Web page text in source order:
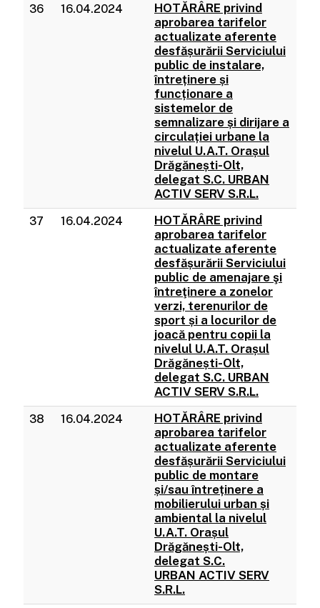
36 16.04.2024
HOTĂRÂRE privind
aprobarea tarifelor
actualizate aferente
desfășurării Serviciului
public de instalare,
întreținere și
funcționare a
sistemelor de
semnalizare și dirijare a
circulației urbane la
nivelul U.A.T. Orașul
Drăgănești-Olt,
delegat S.C. URBAN
ACTIV SERV S.R.L.
37 16.04.2024
HOTĂRÂRE privind
aprobarea tarifelor
actualizate aferente
desfășurării Serviciului
public de amenajare şi
întreţinere a zonelor
verzi, terenurilor de
sport și a locurilor de
joacă pentru copii la
nivelul U.A.T. Orașul
Drăgănești-Olt,
delegat S.C. URBAN
ACTIV SERV S.R.L.
38 16.04.2024
HOTĂRÂRE privind
aprobarea tarifelor
actualizate aferente
desfășurării Serviciului
public de montare
și/sau întreținere a
mobilierului urban și
ambiental la nivelul
U.A.T. Orașul
Drăgănești-Olt,
delegat S.C.
URBAN ACTIV SERV
S.R.L.